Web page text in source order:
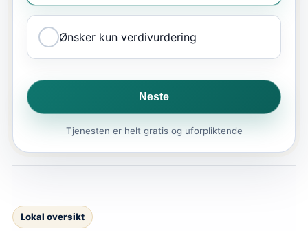
Ønsker kun verdivurdering
Neste
Tjenesten er helt gratis og uforpliktende
Lokal oversikt